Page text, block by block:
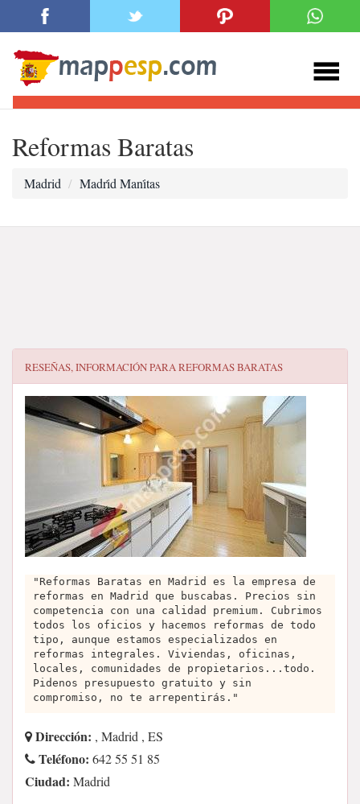
Reformas Baratas
Madrid Madri̇d Mani̇tas
RESEÑAS, INFORMACIÓN PARAREFORMAS BARATAS
"Reformas Baratas en Madrid es la empresa de
reformas en Madrid que buscabas. Precios sin
competencia con una calidad premium. Cubrimos
todos los oficios y hacemos reformas de todo
tipo, aunque estamos especializados en
reformas integrales. Viviendas, oficinas,
locales, comunidades de propietarios...todo.
Pidenos presupuesto gratuito y sin
compromiso, no te arrepentirás."
Dirección: , Madrid , ES
Teléfono: 642 55 51 85
Ciudad: Madrid